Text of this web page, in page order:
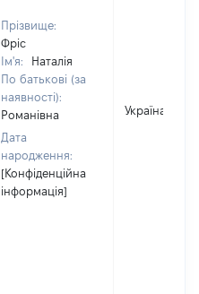
Прізвище:
Фріс
Ім'я:
Наталія
По батькові (за
наявності):
Романівна
Дата
народження:
[Конфіденційна
інформація]
Україна